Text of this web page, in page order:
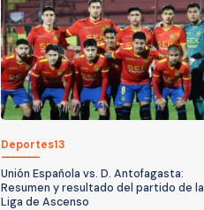
Deportes13
Unión Española vs. D. Antofagasta:
Resumen y resultado del partido de la
Liga de Ascenso